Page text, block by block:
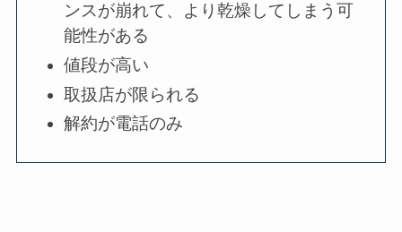
ンスが崩れて、より乾燥してしまう可
能性がある
値段が高い
取扱店が限られる
解約が電話のみ